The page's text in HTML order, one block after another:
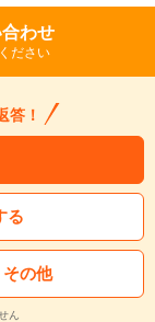
わせ
ださい
答！
る
その他
ん